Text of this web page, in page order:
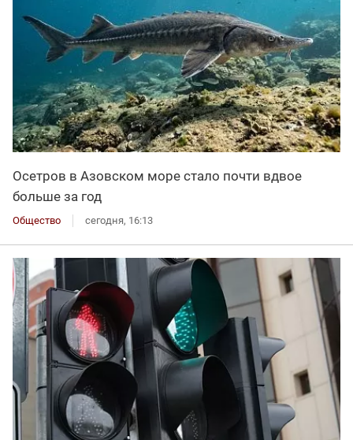
Осетров в Азовском море стало почти вдвое
больше за год
Общество сегодня, 16:13